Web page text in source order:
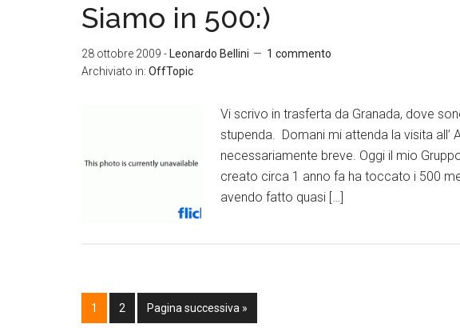
Siamo in 500:)
28 ottobre 2009 - Leonardo Bellini
1 commento
Archiviato in: OffTopic
Vi scrivo in trasferta da Granada, dove
stupenda. Domani mi attenda la visita all’
necessariamente breve. Oggi il mio
creato circa 1 anno fa ha toccato i 500
avendo fatto quasi […]
1 2 Pagina successiva »